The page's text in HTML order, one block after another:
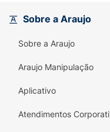
Não utilizar sobre
orientação
arejado.
Sobre a Araujo
Sobre a Araujo
Araujo Manipulação
Aplicativo
Atendimentos